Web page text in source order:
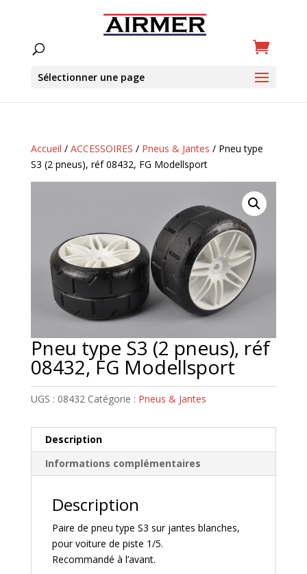
Sélectionner une page
Accueil / ACCESSOIRES / Pneus & Jantes / Pneu type
S3 (2 pneus), réf 08432, FG Modellsport
Pneu type S3 (2 pneus), réf
08432, FG Modellsport
UGS : 08432 Catégorie : Pneus & Jantes
Description
Informations complémentaires
Description
Paire de pneu type S3 sur jantes blanches,
pour voiture de piste 1/5.
Recommandé à l’avant.